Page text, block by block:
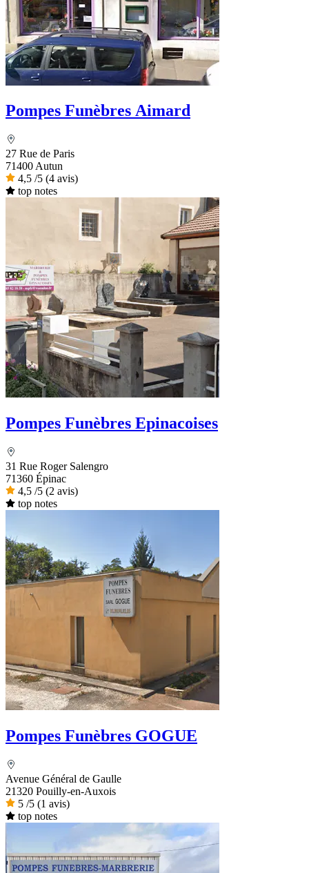
Pompes Funèbres Aimard
27 Rue de Paris
71400 Autun
4,5 /5 (4 avis)
top notes
Pompes Funèbres Epinacoises
31 Rue Roger Salengro
71360 Épinac
4,5 /5 (2 avis)
top notes
Pompes Funèbres GOGUE
Avenue Général de Gaulle
21320 Pouilly-en-Auxois
5 /5 (1 avis)
top notes